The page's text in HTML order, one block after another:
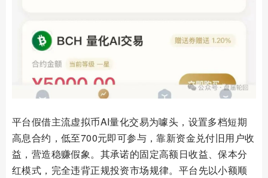
平台假借主流虚拟币AI量化交易为噱头，设置多档短期
高息合约，低至700元即可参与，靠新资金兑付旧用户收
益，营造稳赚假象。其承诺的固定高额日收益、保本分
红模式，完全违背正规投资市场规律。平台先以小额顺